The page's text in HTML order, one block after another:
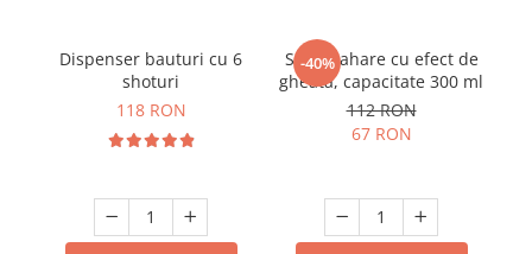
Dispenser bauturi cu 6
shoturi
118 RON
-40%
Set 4 pahare cu efect de
gheata, capacitate 300 ml
112 RON
67 RON